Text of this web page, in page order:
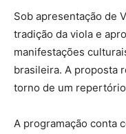
Sob apresentação de
tradição da viola e
manifestações
brasileira. A proposta
torno de um
A programação conta